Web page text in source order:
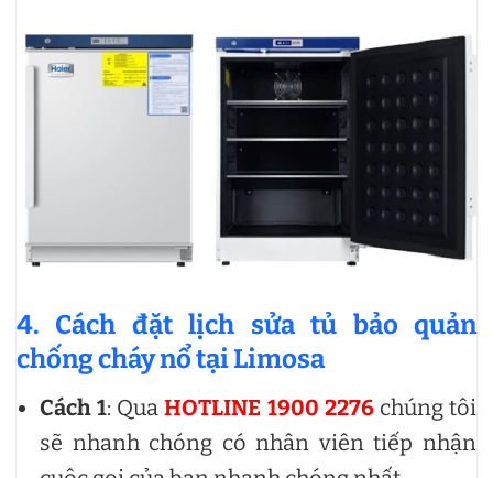
4. Cách đặt lịch sửa tủ bảo quản
chống cháy nổ tại Limosa
Cách 1: QuaHOTLINE 1900 2276chúng tôi
sẽ nhanh chóng có nhân viên tiếp nhận